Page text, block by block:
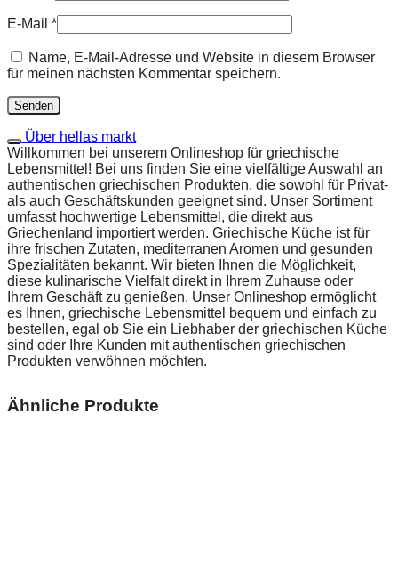
E-Mail *
Name, E-Mail-Adresse und Website in diesem Browser
für meinen nächsten Kommentar speichern.
Über hellas markt
Willkommen bei unserem Onlineshop für griechische
Lebensmittel! Bei uns finden Sie eine vielfältige Auswahl an
authentischen griechischen Produkten, die sowohl für Privat-
als auch Geschäftskunden geeignet sind. Unser Sortiment
umfasst hochwertige Lebensmittel, die direkt aus
Griechenland importiert werden. Griechische Küche ist für
ihre frischen Zutaten, mediterranen Aromen und gesunden
Spezialitäten bekannt. Wir bieten Ihnen die Möglichkeit,
diese kulinarische Vielfalt direkt in Ihrem Zuhause oder
Ihrem Geschäft zu genießen. Unser Onlineshop ermöglicht
es Ihnen, griechische Lebensmittel bequem und einfach zu
bestellen, egal ob Sie ein Liebhaber der griechischen Küche
sind oder Ihre Kunden mit authentischen griechischen
Produkten verwöhnen möchten.
Ähnliche Produkte